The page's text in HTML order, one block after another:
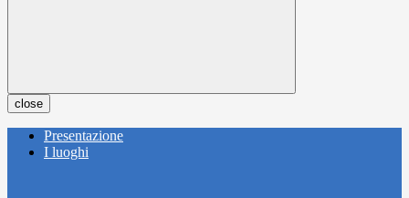
close
Presentazione
I luoghi